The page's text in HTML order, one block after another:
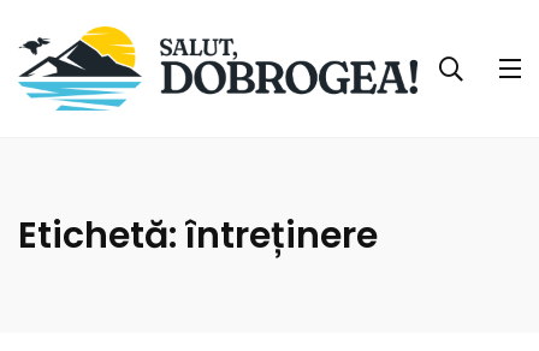
Etichetă:întreținere